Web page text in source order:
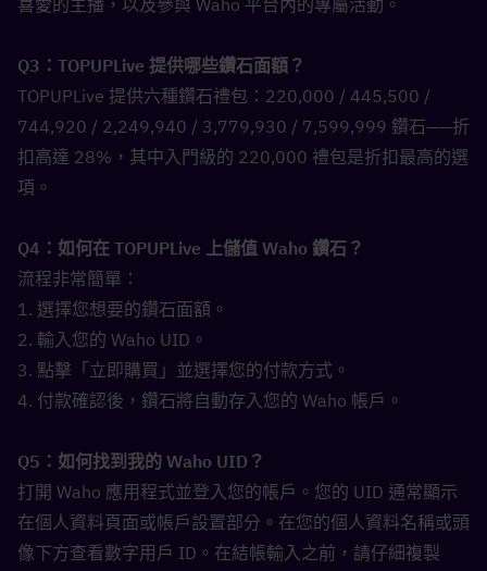
喜愛的主播，以及參與 Waho 平台內的專屬活動。
Q3：TOPUPLive 提供哪些鑽石面額？
TOPUPLive 提供六種鑽石禮包：220,000 / 445,500 /
744,920 / 2,249,940 / 3,779,930 / 7,599,999 鑽石——折
扣高達 28%，其中入門級的 220,000 禮包是折扣最高的選
項。
Q4：如何在 TOPUPLive 上儲值 Waho 鑽石？
流程非常簡單：
1. 選擇您想要的鑽石面額。
2. 輸入您的 Waho UID。
3. 點擊「立即購買」並選擇您的付款方式。
4. 付款確認後，鑽石將自動存入您的 Waho 帳戶。
Q5：如何找到我的 Waho UID？
打開 Waho 應用程式並登入您的帳戶。您的 UID 通常顯示
在個人資料頁面或帳戶設置部分。在您的個人資料名稱或頭
像下方查看數字用戶 ID。在結帳輸入之前，請仔細複製